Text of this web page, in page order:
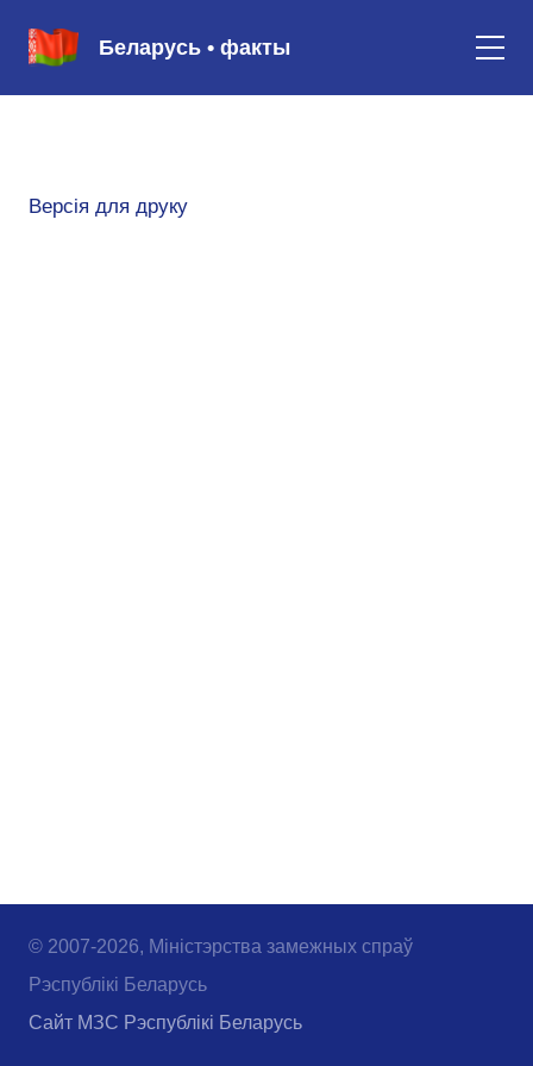
Беларусь • факты
Версія для друку
© 2007-2026, Міністэрства замежных спраў
Рэспублікі Беларусь
Сайт МЗС Рэспублікі Беларусь